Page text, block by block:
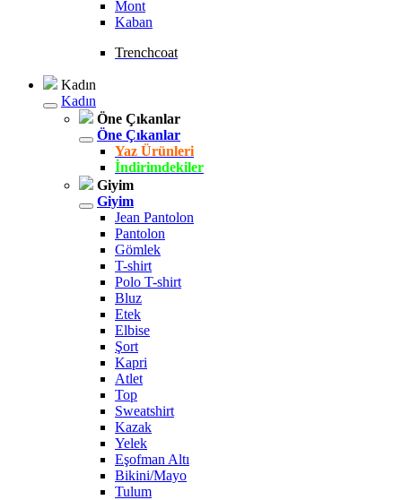
Mont
Kaban
Trenchcoat
Kadın
Kadın
Öne Çıkanlar
Öne Çıkanlar
Yaz Ürünleri
İndirimdekiler
Giyim
Giyim
Jean Pantolon
Pantolon
Gömlek
T-shirt
Polo T-shirt
Bluz
Etek
Elbise
Şort
Kapri
Atlet
Top
Sweatshirt
Kazak
Yelek
Eşofman Altı
Bikini/Mayo
Tulum